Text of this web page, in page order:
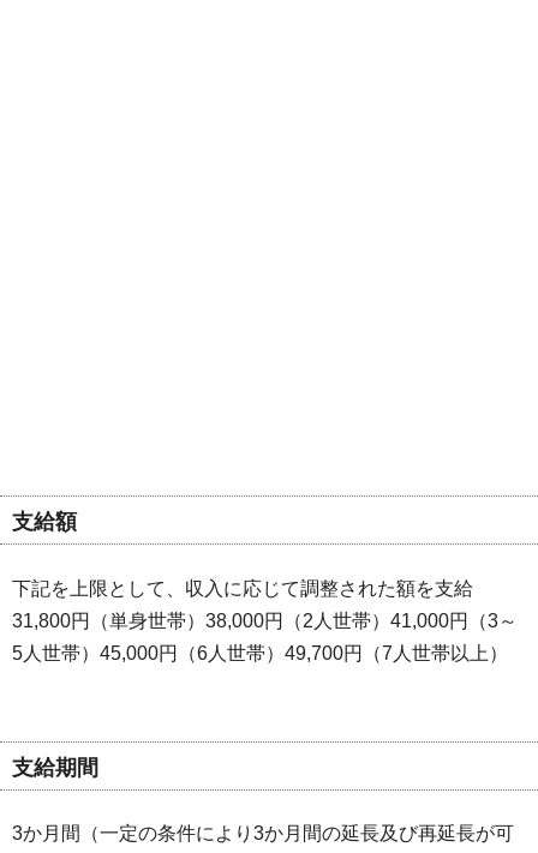
支給額
下記を上限として、収入に応じて調整された額を支給
31,800円（単身世帯）38,000円（2人世帯）41,000円（3～
5人世帯）45,000円（6人世帯）49,700円（7人世帯以上）
支給期間
3か月間（一定の条件により3か月間の延長及び再延長が可